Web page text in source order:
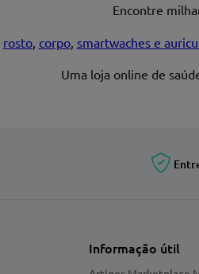
Encontre
rosto, corpo, smartwaches e
Uma loja online de
Informação útil